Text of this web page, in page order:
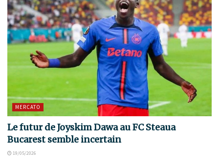
MERCATO
Le futur de Joyskim Dawa au FC Steaua
Bucarest semble incertain
19/05/2026